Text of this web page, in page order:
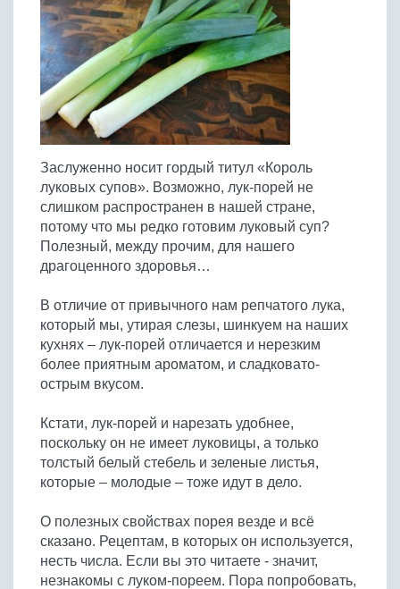
Из яиц и другие
Холодные супы
Супы-пюре
Молочные супы
Сладкие супы
Отварное мясо
Запеченное мясо
Тушеное мясо
Из мясного фарша
Из субпродуктов
Жареная рыба
Отварная и паровая
Запеченная рыба
Тушеная рыба
Из рыбного фарша
Морепродукты
Суши и роллы
Вся птица
Жареная птица
Отварная птица
Запеченная птица
Тушеная птица
Из фарша птицы
Из субпродуктов птицы
Овощи
Все овощи
Жареные овощи
Отварные овощи
Запеченные овощи
Выпечка
Вся выпечка
Торты и пирожные
Пироги и пирожки
Кексы и маффины
Печенье и булочки
Блины и оладьи
Кремы
Соусы
Все соусы
Соусы к мясу
Соусы к рыбе
Соусы к овощам
Другие соусы
Все напитки
Алкогольные напитки
Безалкогольные напитки
Заготовки
Все заготовки
Ягоды и фрукты
Грибы
Другие заготовки
Десерты
Конфеты и сладости
Ещё...
Пельмени, вареники
Макароны
Грибы
Яйца
Крупы
Заслуженно носит гордый титул «Король
луковых супов». Возможно, лук-порей не
слишком распространен в нашей стране,
потому что мы редко готовим луковый суп?
Полезный, между прочим, для нашего
драгоценного здоровья…
В отличие от привычного нам репчатого лука,
который мы, утирая слезы, шинкуем на наших
кухнях – лук-порей отличается и нерезким
более приятным ароматом, и сладковато-
острым вкусом.
Кстати, лук-порей и нарезать удобнее,
поскольку он не имеет луковицы, а только
толстый белый стебель и зеленые листья,
которые – молодые – тоже идут в дело.
О полезных свойствах порея везде и всё
сказано. Рецептам, в которых он используется,
несть числа. Если вы это читаете - значит,
незнакомы с луком-пореем. Пора попробовать,